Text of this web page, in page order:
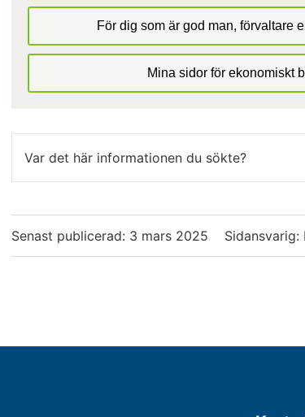
För dig som är god man, förvaltare
Mina sidor för ekonomiskt
Var det här informationen du sökte?
Senast publicerad: 3 mars 2025 Sidansvarig: